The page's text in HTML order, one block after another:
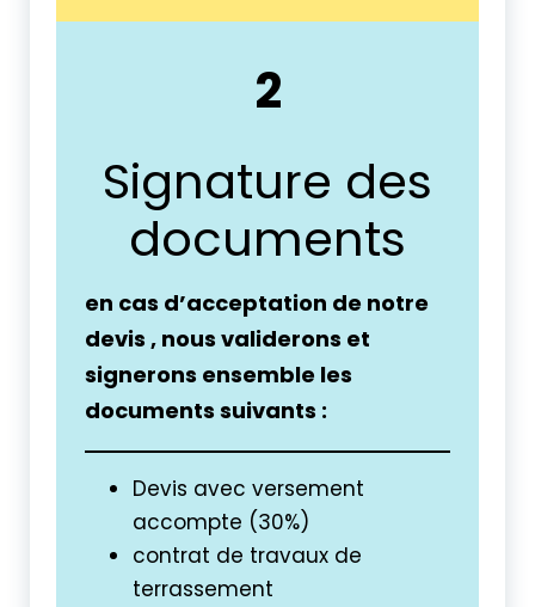
2
Signature des
documents
en cas d’acceptation de notre
devis , nous validerons et
signerons ensemble les
documents suivants :
Devis avec versement
accompte (30%)
contrat de travaux de
terrassement